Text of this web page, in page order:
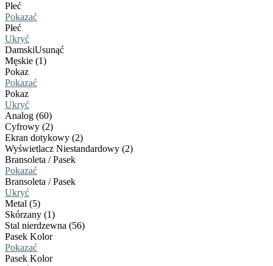
Płeć
Pokazać
Płeć
Ukryć
DamskiUsunąć
Męskie (1)
Pokaz
Pokazać
Pokaz
Ukryć
Analog (60)
Cyfrowy (2)
Ekran dotykowy (2)
Wyświetlacz Niestandardowy (2)
Bransoleta / Pasek
Pokazać
Bransoleta / Pasek
Ukryć
Metal (5)
Skórzany (1)
Stal nierdzewna (56)
Pasek Kolor
Pokazać
Pasek Kolor